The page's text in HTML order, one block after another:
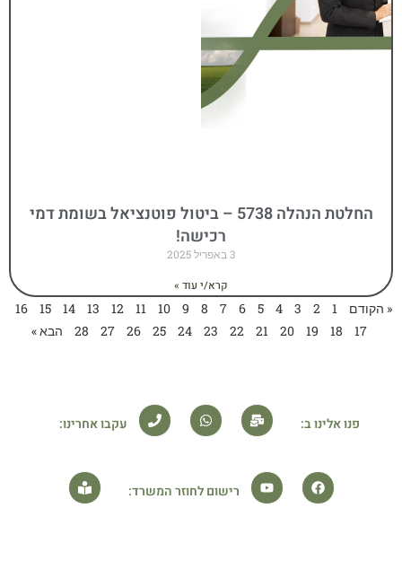
החלטת הנהלה 5738 – ביטול פוטנציאל בשומת דמי
רכישה!
3 באפריל 2025
קרא/י עוד »
« הקודם 1
2
3
4
5
6
7
8
9
10
11
12
13
14
15
16
17
18
19
20
21
22
23
24
25
26
27
28 הבא »
פנו אלינו ב: עקבו אחרינו:
רישום לחוזר המשרד: